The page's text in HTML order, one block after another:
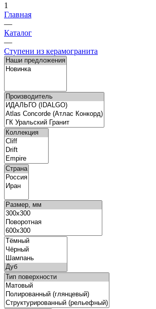
1
Главная
—
Каталог
—
Ступени из керамогранита